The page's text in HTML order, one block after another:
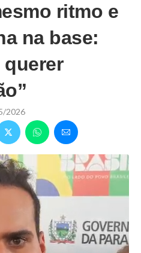
ritmo e
na base:
querer
2026